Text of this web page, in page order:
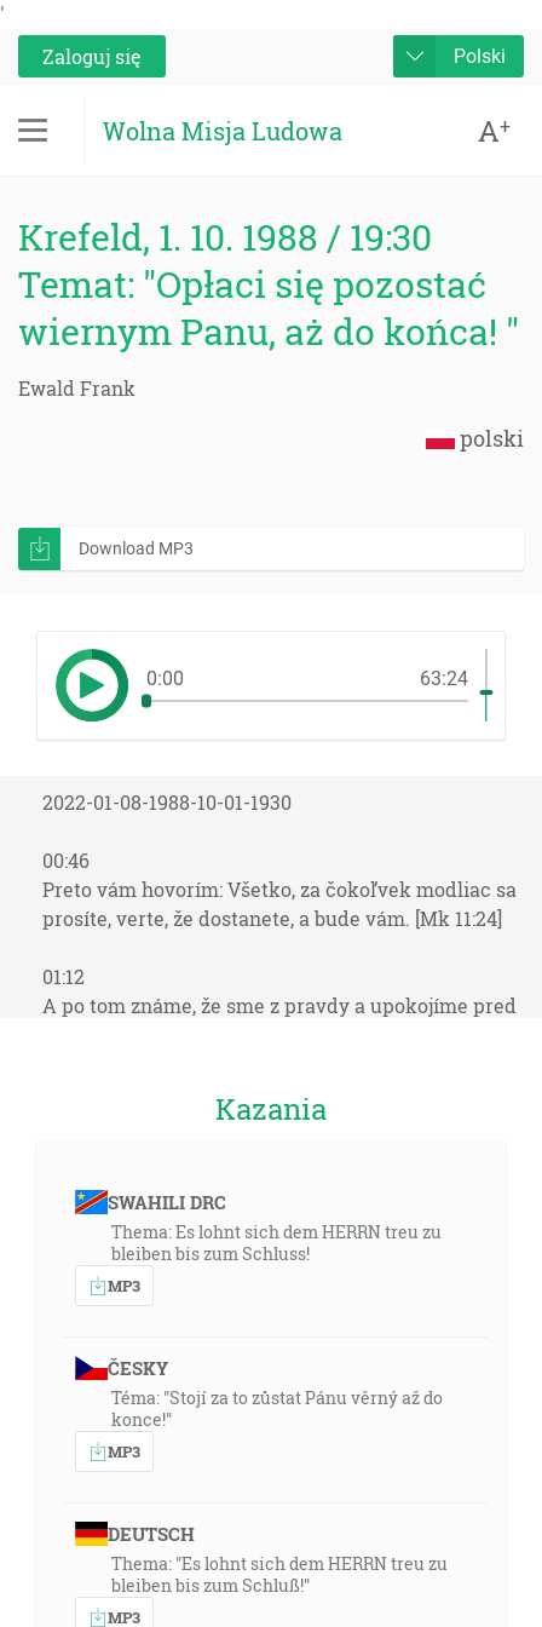
'
Zaloguj się
Polski
Wolna Misja Ludowa A+
Krefeld, 1. 10. 1988 / 19:30
Temat: "Opłaci się pozostać
wiernym Panu, aż do końca! "
Ewald Frank
polski
Download MP3
0:00 63:24
2022-01-08-1988-10-01-1930
00:46
Preto vám hovorím: Všetko, za čokoľvek modliac sa
prosíte, verte, že dostanete, a bude vám. [Mk 11:24]
01:12
A po tom známe, že sme z pravdy a upokojíme pred
keď nás neobviňuje naše srdce, máme smelú dôveru
k Bohu a všetko, čokoľvek prosíme, berieme od neho,
A toto je tá smelá dôvera, ktorú máme k nemu, že keď
prosíme niečo podľa jeho vôle, čuje nás. A keď vieme,
splnené svoje prosby, ktoré sme prosili od neho. [1J
5:14-15]
05:27
Hľa, panna počne a porodí syna, a nazovú jeho meno
A toto evanjelium kráľovstva bude hlásané po celom
svete na svedoctvo všetkým národom, a vtedy prijde
Kazania
SWAHILI DRC
Thema: Es lohnt sich dem HERRN treu zu
bleiben bis zum Schluss!
MP3
ČESKY
Téma: "Stojí za to zůstat Pánu věrný až do
konce!"
MP3
DEUTSCH
Thema: "Es lohnt sich dem HERRN treu zu
bleiben bis zum Schluß!"
MP3